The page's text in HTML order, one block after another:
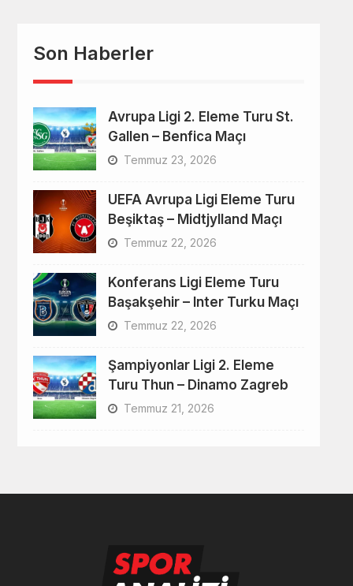
Son Haberler
Avrupa Ligi 2. Eleme Turu St.
Gallen – Benfica Maçı
Temmuz 23, 2026
UEFA Avrupa Ligi Eleme Turu
Beşiktaş – Midtjylland Maçı
Temmuz 22, 2026
Konferans Ligi Eleme Turu
Başakşehir – Inter Turku Maçı
Temmuz 22, 2026
Şampiyonlar Ligi 2. Eleme
Turu Thun – Dinamo Zagreb
Temmuz 21, 2026